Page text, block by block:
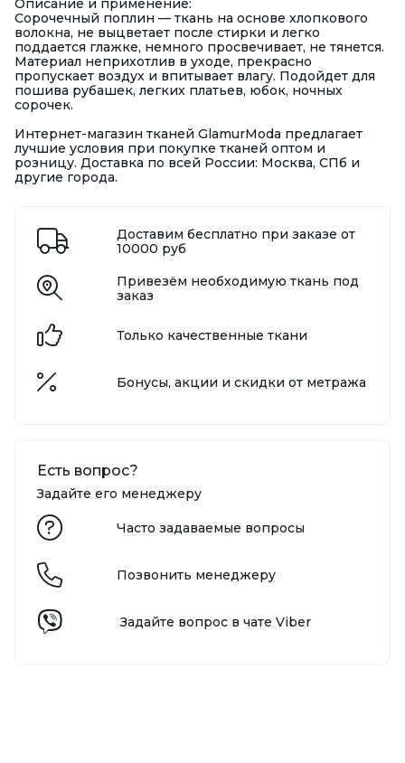
Описание и применение:
Сорочечный поплин — ткань на основе хлопкового
волокна, не выцветает после стирки и легко
поддается глажке, немного просвечивает, не тянется.
Материал неприхотлив в уходе, прекрасно
пропускает воздух и впитывает влагу. Подойдет для
пошива рубашек, легких платьев, юбок, ночных
сорочек.
Интернет-магазин тканей GlamurModa предлагает
лучшие условия при покупке тканей оптом и
розницу. Доставка по всей России: Москва, СПб и
другие города.
Доставим бесплатно при заказе от
10000 руб
Привезём необходимую ткань под
заказ
Только качественные ткани
Бонусы, акции и скидки от метража
Есть вопрос?
Задайте его менеджеру
Часто задаваемые вопросы
Позвонить менеджеру
Задайте вопрос в чате Viber